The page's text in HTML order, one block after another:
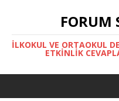
FORUM
İLKOKUL VE ORTAOKUL
ETKINLIK